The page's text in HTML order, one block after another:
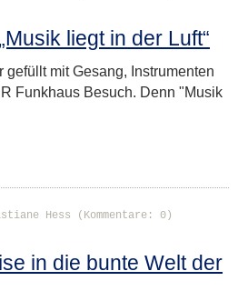
liegt in der Luft“
gefüllt mit Gesang, Instrumenten
Funkhaus Besuch. Denn "Musik
Hess (Kommentare: 0)
in die bunte Welt der